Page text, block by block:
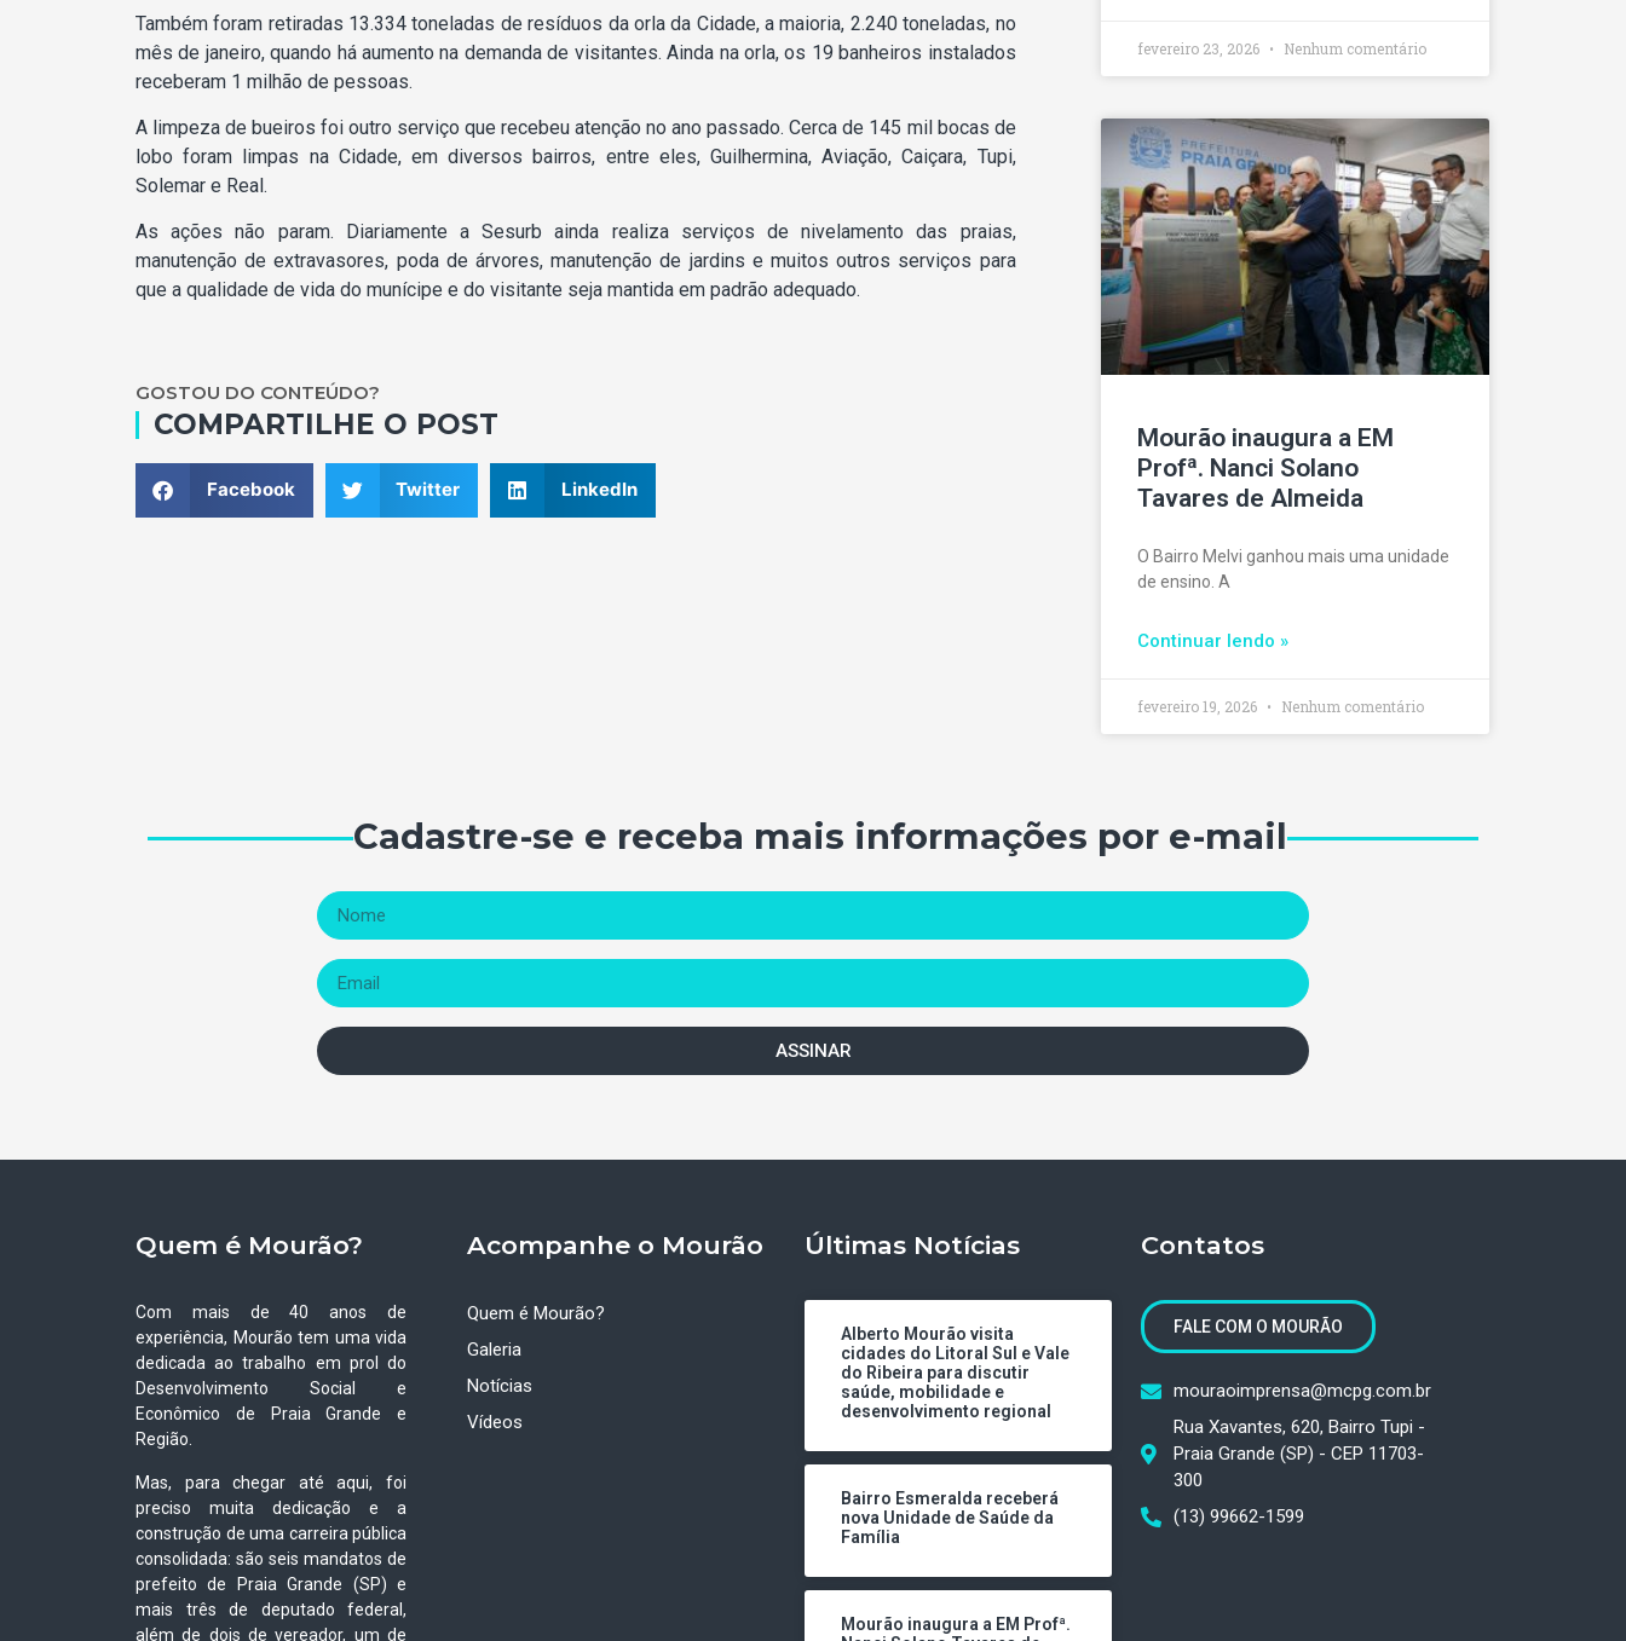
Também foram retiradas 13.334 toneladas de resíduos da orla da Cidade, a maioria, 2.240 toneladas, no
mês de janeiro, quando há aumento na demanda de visitantes. Ainda na orla, os 19 banheiros instalados
receberam 1 milhão de pessoas.
A limpeza de bueiros foi outro serviço que recebeu atenção no ano passado. Cerca de 145 mil bocas de
lobo foram limpas na Cidade, em diversos bairros, entre eles, Guilhermina, Aviação, Caiçara, Tupi,
Solemar e Real.
As ações não param. Diariamente a Sesurb ainda realiza serviços de nivelamento das praias,
manutenção de extravasores, poda de árvores, manutenção de jardins e muitos outros serviços para
que a qualidade de vida do munícipe e do visitante seja mantida em padrão adequado.
GOSTOU DO CONTEÚDO?
COMPARTILHE O POST
Facebook Twitter LinkedIn
fevereiro 23, 2026 Nenhum comentário
Mourão inaugura a EM
Profª. Nanci Solano
Tavares de Almeida
O Bairro Melvi ganhou mais uma unidade
de ensino. A
Continuar lendo »
fevereiro 19, 2026 Nenhum comentário
Cadastre-se e receba mais informações por e-mail
ASSINAR
Quem é Mourão?
Com mais de 40 anos de
experiência, Mourão tem uma vida
dedicada ao trabalho em prol do
Desenvolvimento Social e
Econômico de Praia Grande e
Região.
Mas, para chegar até aqui, foi
preciso muita dedicação e a
construção de uma carreira pública
consolidada: são seis mandatos de
prefeito de Praia Grande (SP) e
mais três de deputado federal,
além de dois de vereador, um de
Acompanhe o Mourão
Quem é Mourão?
Galeria
Notícias
Vídeos
Últimas Notícias
Alberto Mourão visita
cidades do Litoral Sul e Vale
do Ribeira para discutir
saúde, mobilidade e
desenvolvimento regional
Bairro Esmeralda receberá
nova Unidade de Saúde da
Família
Mourão inaugura a EM Profª.
Contatos
FALE COM O MOURÃO
mouraoimprensa@mcpg.com.br
Rua Xavantes, 620, Bairro Tupi -
Praia Grande (SP) - CEP 11703-
300
(13) 99662-1599